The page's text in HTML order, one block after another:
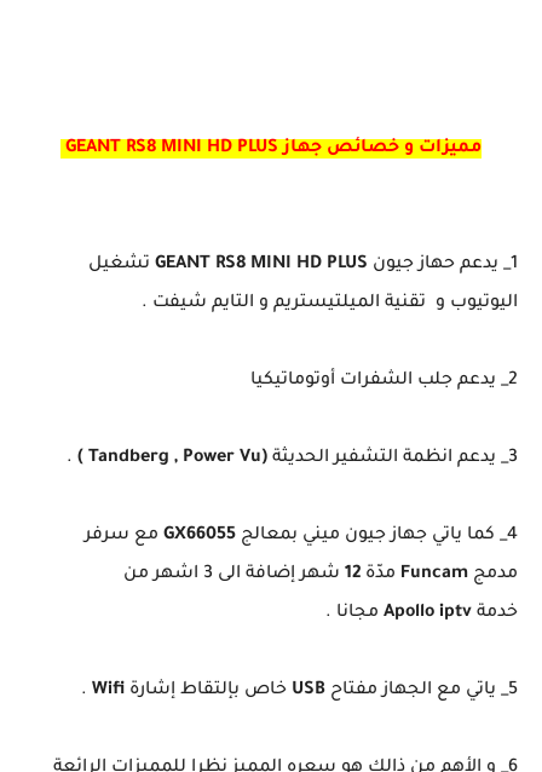
مميزات و خصائص جهاز GEANT RS8 MINI HD PLUS
1_ يدعم حهاز جيون PLUS
تشغيل
اليوتيوب و تقنية الميلتيستريم و التايم شيفت .
2_ يدعم جلب الشفرات أوتوماتيكيا
3_ يدعم انظمة التشفير الحديثة (Tandberg , Power Vu )
.
4_ كما ياتي جهاز جيون ميني بمعالج GX66055 مع سرفر
مدمج Funcam مدّة 12
شهر إضافة الى 3 اشهر من
خدمة
مجانا .
5_ ياتي مع الجهاز مفتاح USB خاص بإلتقاط إشارة Wifi
.